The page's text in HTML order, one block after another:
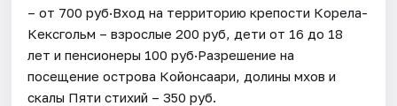
– от 700 руб·Вход на территорию крепости Корела-
Кексгольм – взрослые 200 руб, дети от 16 до 18
лет и пенсионеры 100 руб·Разрешение на
посещение острова Койонсаари, долины мхов и
скалы Пяти стихий – 350 руб.